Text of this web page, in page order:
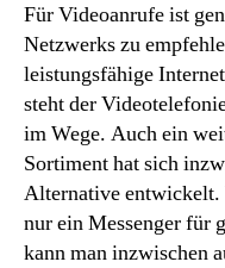
Für Videoanrufe ist
Netzwerks zu
leistungsfähige
steht der
im Wege. Auch ein
Sortiment hat sich
Alternative entwickelt.
nur ein Messenger für
kann man inzwischen